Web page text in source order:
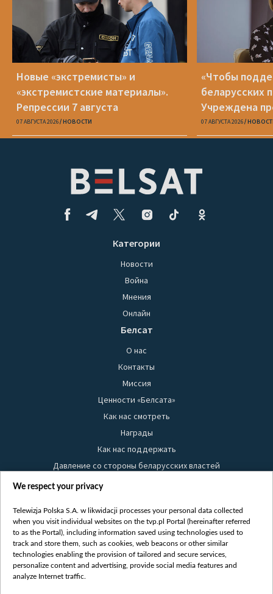
Новые «экстремисты» и
«экстремистские материалы».
Репрессии 7 августа
07 АВГУСТА 2026 НОВОСТИ
«Чтобы
беларусских
Учреждена
Вежновец
07 АВГУСТА 2026
Категории
Новости
Война
Мнения
Онлайн
Белсат
О нас
Контакты
Миссия
Ценности «Белсата»
Как нас смотреть
Награды
Как нас поддержать
Давление со стороны беларусских властей
Правила использования материалов
Безопасность
Youtube
Белсат news
Белсат Life
We respect your privacy
Telewizja Polska S.A. w likwidacji processes your personal data collected
when you visit individual websites on the tvp.pl Portal (hereinafter referred
to as the Portal), including information saved using technologies used to
track and store them, such as cookies, web beacons or other similar
technologies enabling the provision of tailored and secure services,
personalize content and advertising, provide social media features and
analyze Internet traffic.